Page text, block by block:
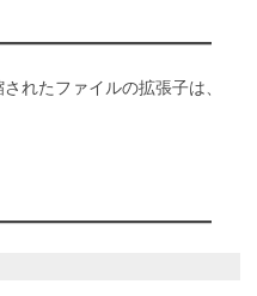
れたファイルの拡張子は、